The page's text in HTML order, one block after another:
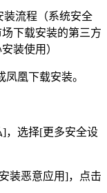
装流程（系统安全
下载安装的第三方
装使用）
凰下载安装。
，选择[更多安全设
装恶意应用]，点击